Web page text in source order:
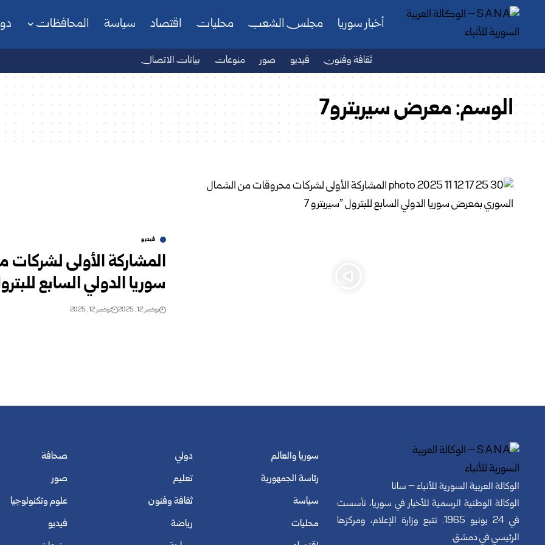
أخبار سوريا مجلس الشعب محليات اقتصاد سياسة المحافظات
ثقافة وفنون فيديو صور منوعات بيانات الاتصال
الوسم:معرض سيربترو7
فيديو
المشاركة الأولى
سوريا الدولي السابع
نوفمبر 12, 2025 نوفمبر 12, 2025
الوكالة العربية السورية للأنباء – سانا
الوكالة الوطنية الرسمية للأخبار في سوريا، تأسست
في 24 يونيو 1965. تتبع وزارة الإعلام، ومركزها
الرئيسي في دمشق.
سوريا والعالم
رئاسة الجمهورية
سياسة
محليات
دولي
تعليم
ثقافة وفنون
رياضة
صحافة
صور
علوم وتكنولوجيا
فيديو